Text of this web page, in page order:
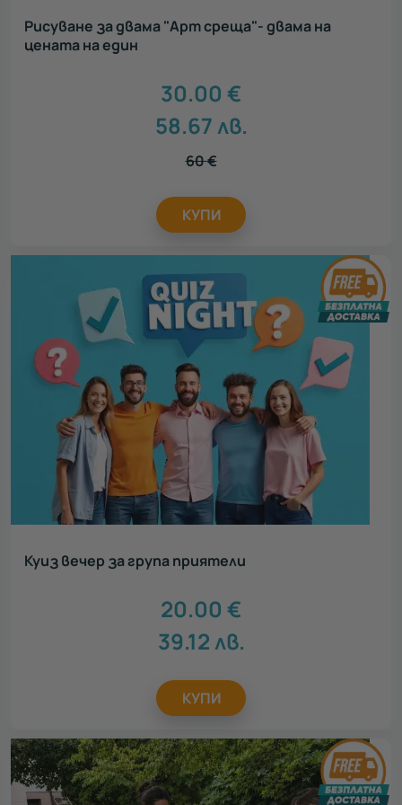
Рисуване за двама "Арт среща"- двама на
цената на един
30.00 €
58.67лв.
60€
КУПИ
Куиз вечер за група приятели
20.00 €
39.12лв.
КУПИ